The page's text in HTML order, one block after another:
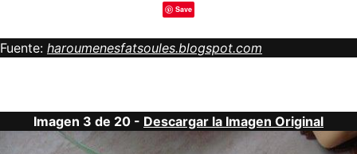
Save
Fuente: haroumenesfatsoules.blogspot.com
Imagen 3 de 20 - Descargar la Imagen Original